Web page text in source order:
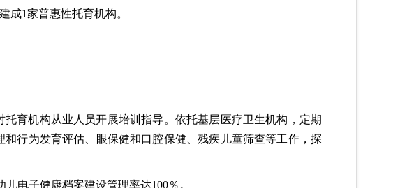
成1家普惠性托育机构。
育机构从业人员开展培训指导。依托基层医疗卫生机构，定期
行为发育评估、眼保健和口腔保健、残疾儿童筛查等工作，探
电子健康档案建设管理率达100％。